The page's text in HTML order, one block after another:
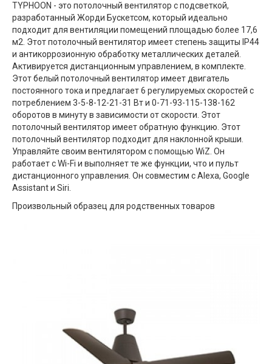
TYPHOON - это потолочный вентилятор с подсветкой,
разработанный Жорди Бускетсом, который идеально
подходит для вентиляции помещений площадью более 17,6
м2. Этот потолочный вентилятор имеет степень защиты IP44
и антикоррозионную обработку металлических деталей.
Активируется дистанционным управлением, в комплекте.
Этот белый потолочный вентилятор имеет двигатель
постоянного тока и предлагает 6 регулируемых скоростей с
потреблением 3-5-8-12-21-31 Вт и 0-71-93-115-138-162
оборотов в минуту в зависимости от скорости. Этот
потолочный вентилятор имеет обратную функцию. Этот
потолочный вентилятор подходит для наклонной крыши.
Управляйте своим вентилятором с помощью WiZ. Он
работает с Wi-Fi и выполняет те же функции, что и пульт
дистанционного управления. Он совместим с Alexa, Google
Assistant и Siri.
Произвольный образец для родственных товаров